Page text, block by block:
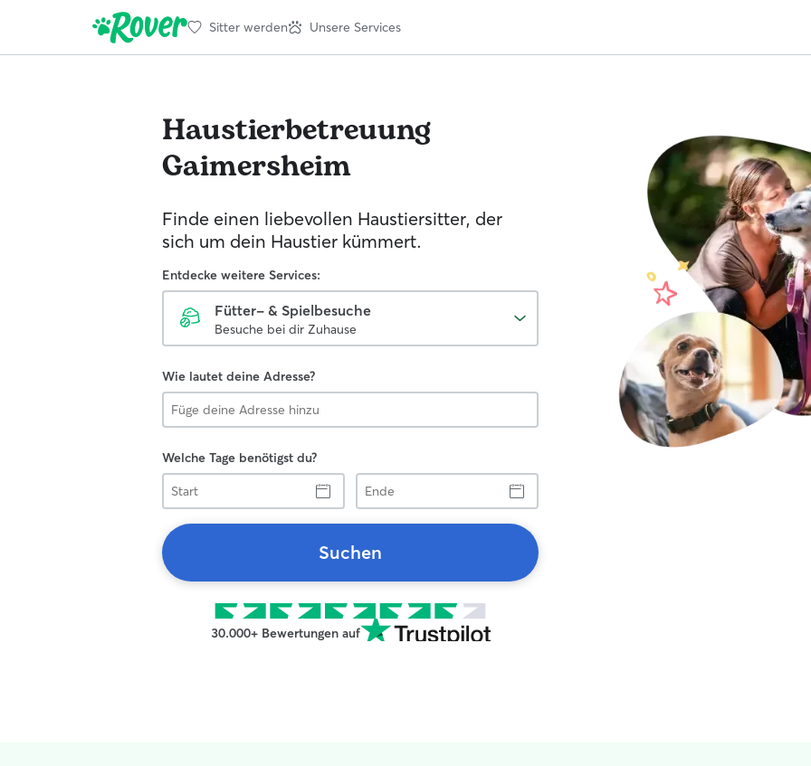
Sitter werden Unsere Services
Haustierbetreuung
Gaimersheim
Finde einen liebevollen Haustiersitter, der
sich um dein Haustier kümmert.
Entdecke weitere Services:
Fütter- & Spielbesuche
Besuche bei dir Zuhause
Wie lautet deine Adresse?
Welche Tage benötigst du?
Start
Ende
Suchen
30.000+ Bewertungen auf